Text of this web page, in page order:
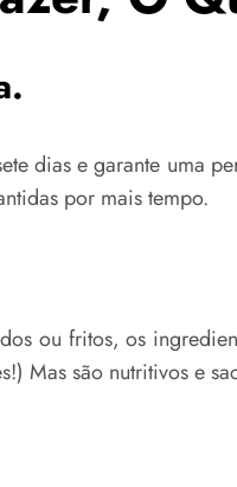
dias e garante uma
por mais tempo.
ou fritos, os
Mas são nutritivos e